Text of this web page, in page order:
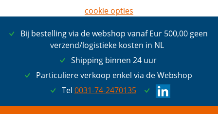
Bij bestelling via de webshop vanaf Eur 500,00 geen
verzend/logistieke kosten in NL
Shipping binnen 24 uur
Particuliere verkoop enkel via de Webshop
Tel 0031-74-2470135
cookie opties
ik ga akkoord met cookies